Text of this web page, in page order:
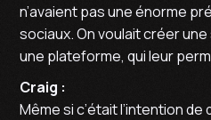
n’avaient pas une énorme
sociaux. On voulait créer
une plateforme, qui leur
Craig :
Même si c’était l’intention